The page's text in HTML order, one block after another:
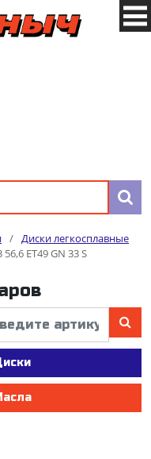
/ Диски легкосплавные
ET49 GN 33 S